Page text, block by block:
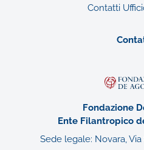
Contatti
Fondazione
Ente Filantropico
Sede legale: Novara, Via